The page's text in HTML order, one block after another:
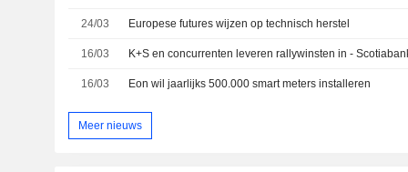
24/03 Europese futures wijzen op technisch herstel
16/03 K+S en concurrenten leveren rallywinsten in -
16/03 Eon wil jaarlijks 500.000 smart meters installeren
Meer nieuws